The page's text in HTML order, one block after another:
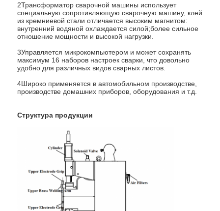
контроль качества
контактные данные
Новости
Все случаи
Портативный сварочный аппарат пятна
Стационарная сварочная машина
2Трансформатор сварочной машины использует
специальную сопротивляющую сварочную машину, клей
из кремниевой стали отличается высоким магнитом:
внутренний водяной охлаждается силой;более сильное
отношение мощности и высокой нагрузки.
3Управляется микрокомпьютером и может сохранять
максимум 16 наборов настроек сварки, что довольно
удобно для различных видов сварных листов.
4Широко применяется в автомобильном производстве,
производстве домашних приборов, оборудования и т.д.
Структура продукции